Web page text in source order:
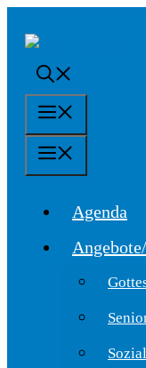
zum
Inhalt
Agenda